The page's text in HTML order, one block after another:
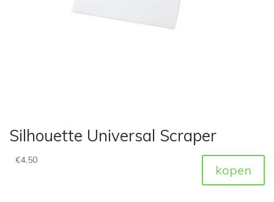
Silhouette Universal Scraper
€4,50
kopen